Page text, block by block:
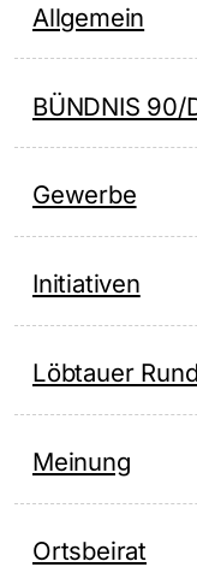
Allgemein
BÜNDNIS 90/
Gewerbe
Initiativen
Löbtauer
Meinung
Ortsbeirat